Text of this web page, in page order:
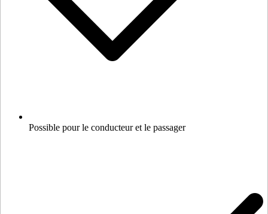
Possible pour le conducteur et le passager